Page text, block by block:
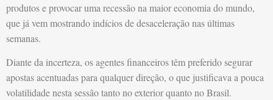
produtos e provocar uma recessão na maior economia do mundo,
que já vem mostrando indícios de desaceleração nas últimas
semanas.
Diante da incerteza, os agentes financeiros têm preferido segurar
apostas acentuadas para qualquer direção, o que justificava a pouca
volatilidade nesta sessão tanto no exterior quanto no Brasil.